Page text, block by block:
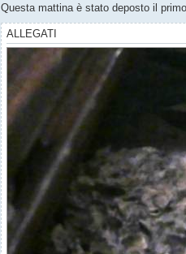
a
g
o
Questa mattina è stato deposto il
ALLEGATI